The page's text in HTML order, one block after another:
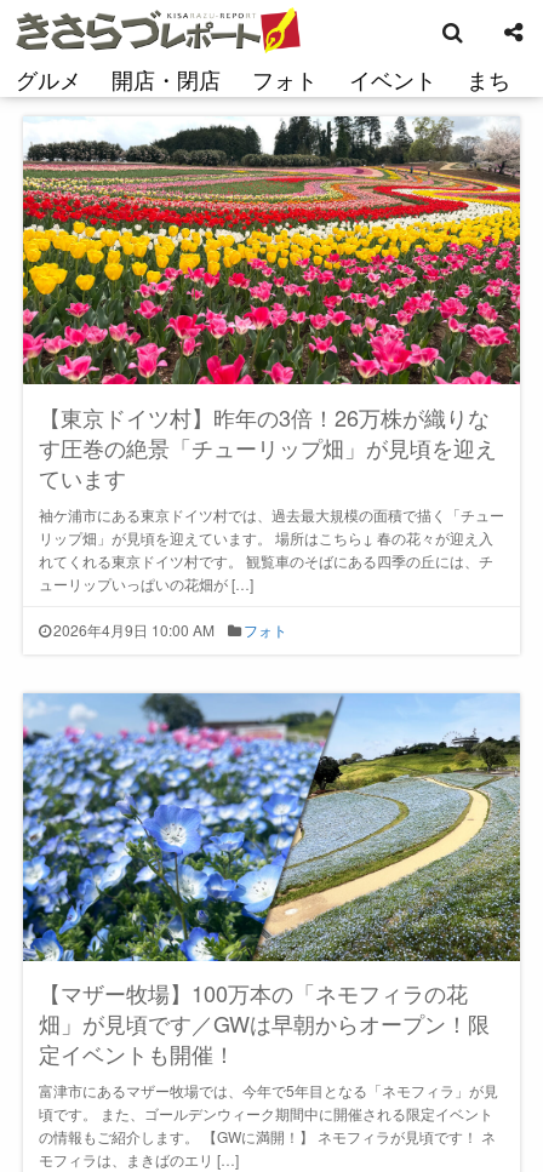
コ
ン
ン
グルメ 開店・閉店 フォト イベント まち
索
【東京ドイツ村】昨年の3倍！26万株が織りな
す圧巻の絶景「チューリップ畑」が見頃を迎え
ています
袖ケ浦市にある東京ドイツ村では、過去最大規模の面積で描く「チュー
リップ畑」が見頃を迎えています。 場所はこちら↓ 春の花々が迎え入
れてくれる東京ドイツ村です。 観覧車のそばにある四季の丘には、チ
ューリップいっぱいの花畑が […]
2026年4月9日 10:00 AM フォト
【マザー牧場】100万本の「ネモフィラの花
畑」が見頃です／GWは早朝からオープン！限
定イベントも開催！
富津市にあるマザー牧場では、今年で5年目となる「ネモフィラ」が見
頃です。 また、ゴールデンウィーク期間中に開催される限定イベント
の情報もご紹介します。 【GWに満開！】 ネモフィラが見頃です！ ネ
モフィラは、まきばのエリ […]